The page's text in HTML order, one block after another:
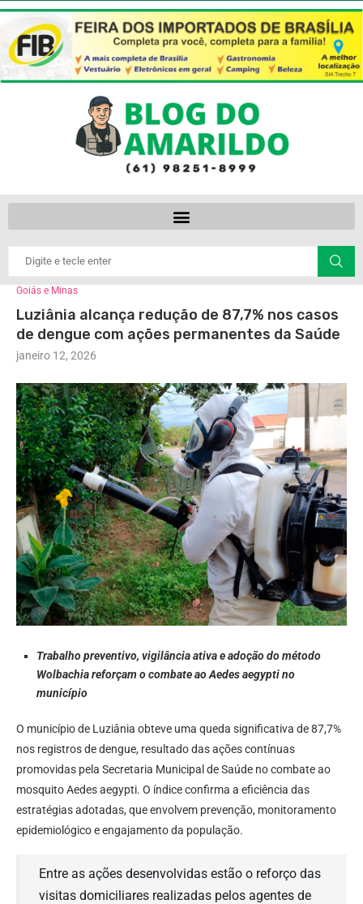
Goiás e Minas
Luziânia alcança redução de 87,7% nos casos
de dengue com ações permanentes da Saúde
janeiro 12, 2026
Trabalho preventivo, vigilância ativa e adoção do método
Wolbachia reforçam o combate ao Aedes aegypti no
município
O município de Luziânia obteve uma queda significativa de 87,7%
nos registros de dengue, resultado das ações contínuas
promovidas pela Secretaria Municipal de Saúde no combate ao
mosquito Aedes aegypti. O índice confirma a eficiência das
estratégias adotadas, que envolvem prevenção, monitoramento
epidemiológico e engajamento da população.
Entre as ações desenvolvidas estão o reforço das
visitas domiciliares realizadas pelos agentes de